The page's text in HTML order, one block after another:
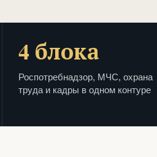
4 блока
Роспотребнадзор, МЧС, охрана
труда и кадры в одном контуре